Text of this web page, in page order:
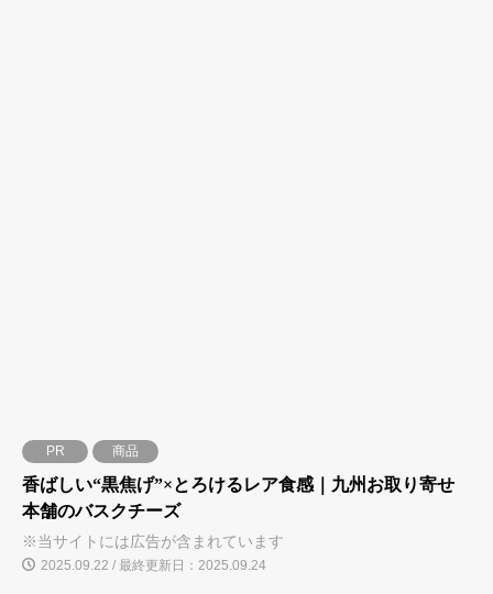
PR 商品
香ばしい“黒焦げ”×とろけるレア食感｜九州お取り寄せ
本舗のバスクチーズ
※当サイトには広告が含まれています
2025.09.22 / 最終更新日：2025.09.24